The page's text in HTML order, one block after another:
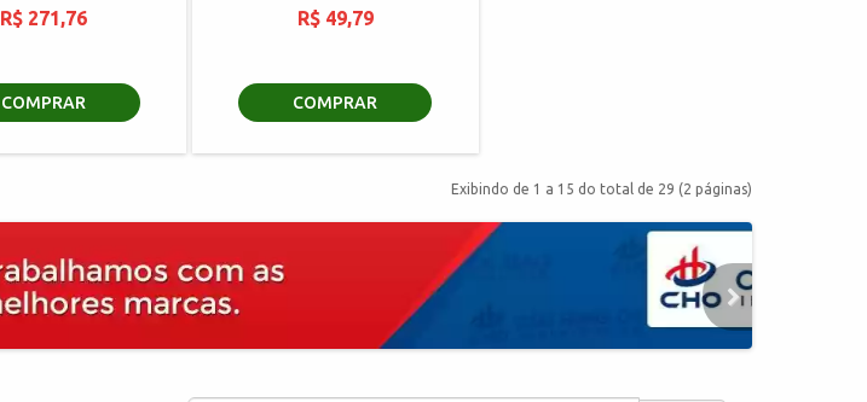
R$ 271,76
COMPRAR
R$ 49,79
COMPRAR
Exibindo de 1 a 15 do total de 29 (2 páginas)